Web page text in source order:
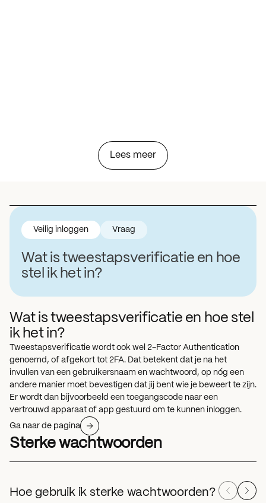
Lees meer
Veilig inloggen Vraag
Wat is tweestapsverificatie en hoe
stel ik het in?
Wat is tweestapsverificatie en hoe stel
ik het in?
Tweestapsverificatie wordt ook wel 2-Factor Authentication
genoemd, of afgekort tot 2FA. Dat betekent dat je na het
invullen van een gebruikersnaam en wachtwoord, op nóg een
andere manier moet bevestigen dat jij bent wie je beweert te zijn.
Er wordt dan bijvoorbeeld een toegangscode naar een
vertrouwd apparaat of app gestuurd om te kunnen inloggen.
Ga naar de pagina
Sterke wachtwoorden
Hoe gebruik ik sterke wachtwoorden?